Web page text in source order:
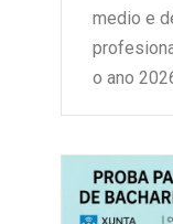
medio e
o ano